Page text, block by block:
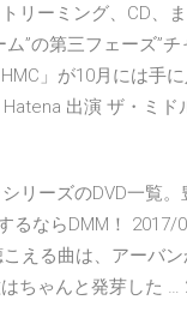
リーミング、CD、
の第三フェーズ”チ
」が10月には手
出演 ザ・ミド
リーズのDVD一覧
ならDMM！ 2017/
える曲は、アーバン
ちゃんと発芽した …